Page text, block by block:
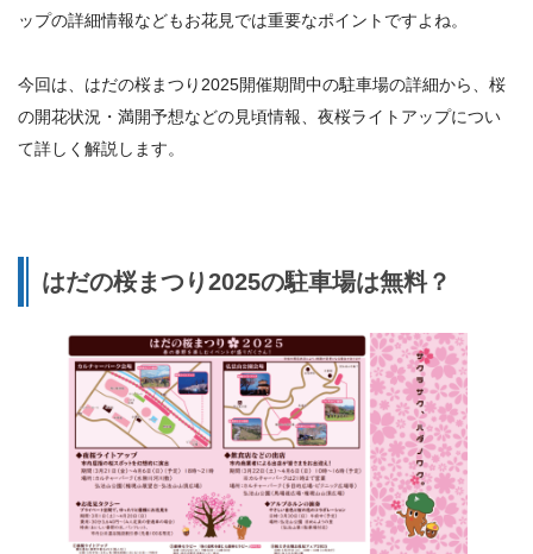
ップの詳細情報などもお花見では重要なポイントですよね。
今回は、はだの桜まつり2025開催期間中の駐車場の詳細から、桜
の開花状況・満開予想などの見頃情報、夜桜ライトアップについ
て詳しく解説します。
はだの桜まつり2025の駐車場は無料？